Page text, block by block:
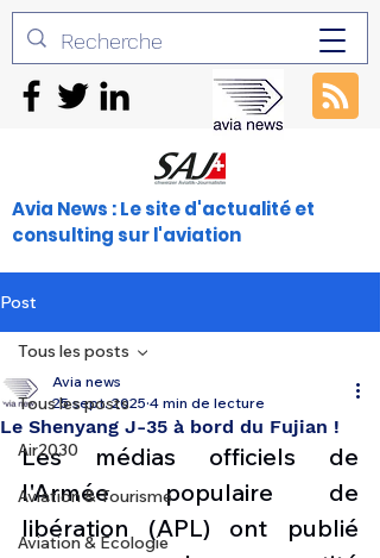
Avia News : Le site d'actualité et
consulting sur l'aviation
Post
Tous les posts
Air2030
Aviation & Tourisme
Aviation & Ecologie
Tous les posts
Le Shenyang J-35 à bord du Fujian !
Avia news
25 sept. 2025 4 min de lecture
Les médias officiels de
l'Armée populaire de
libération (APL) ont publié